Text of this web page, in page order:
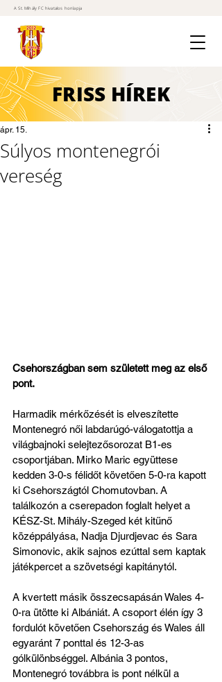
A St. Mihály FC hivatalos honlapja
FRISS HÍREK
Súlyos montenegrói
vereség
ápr. 15.
Csehországban sem született meg az első
pont.
Harmadik mérkőzését is elveszítette
Montenegró női labdarúgó-válogatottja a
világbajnoki selejtezősorozat B1-es
csoportjában. Mirko Maric együttese
kedden 3-0-s félidőt követően 5-0-ra kapott
ki Csehországtól Chomutovban. A
találkozón a cserepadon foglalt helyet a
KÉSZ-St. Mihály-Szeged két kitűnő
középpályása, Nadja Djurdjevac és Sara
Simonovic, akik sajnos ezúttal sem kaptak
játékpercet a szövetségi kapitánytól.
A kvertett másik összecsapásán Wales 4-
0-ra ütötte ki Albániát. A csoport élén így 3
fordulót követően Csehország és Wales áll
egyaránt 7 ponttal és 12-3-as
gólkülönbséggel. Albánia 3 pontos,
Montenegró továbbra is pont nélkül a